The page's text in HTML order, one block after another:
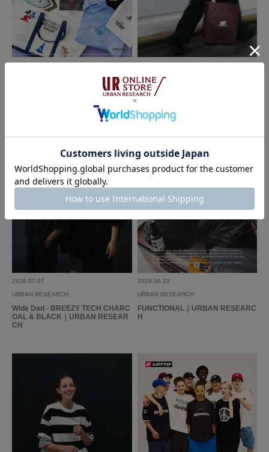
URBAN RESEARCH
must buy - The summer issue｜UR
2026.07.07
URBAN RESEARCH
Wide Dad - BREEZY TECH CHARC
OAL & BLACK｜URBAN RESEAR
CH
2026.06.23
URBAN RESEARCH
FUNCTIONAL｜URBAN RESEARC
H